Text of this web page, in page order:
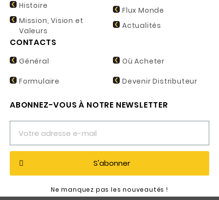
Histoire
Mission, Vision et
Valeurs
Flux Monde
Actualités
CONTACTS
Général
Formulaire
Où Acheter
Devenir Distributeur
ABONNEZ-VOUS À NOTRE NEWSLETTER
S'abonner
Ne manquez pas les nouveautés !